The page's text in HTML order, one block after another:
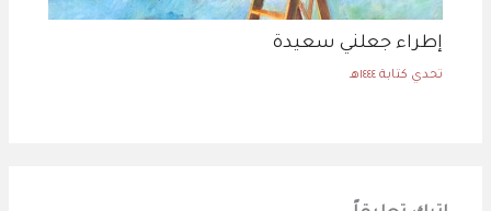
إطراء جعلني سعيدة
تحدي كتابة ١٤٤٤هـ